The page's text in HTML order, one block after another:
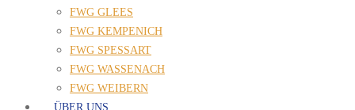
FWG GLEES
FWG KEMPENICH
FWG SPESSART
FWG WASSENACH
FWG WEIBERN
ÜBER UNS